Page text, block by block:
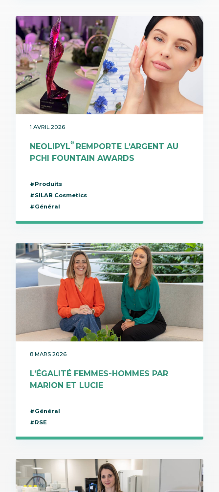
1 AVRIL 2026
NEOLIPYL®
REMPORTE L’ARGENT AU
PCHI FOUNTAIN AWARDS
#Produits
#SILAB Cosmetics
#Général
8 MARS 2026
L’ÉGALITÉ FEMMES-HOMMES PAR
MARION ET LUCIE
#Général
#RSE